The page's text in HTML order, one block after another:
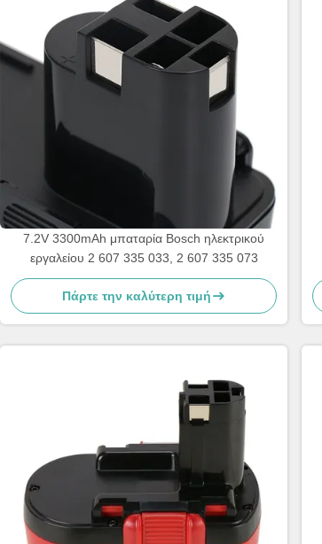
7.2V 3300mAh μπαταρία Bosch ηλεκτρικού
εργαλείου 2 607 335 033, 2 607 335 073
Πάρτε την καλύτερη τιμή